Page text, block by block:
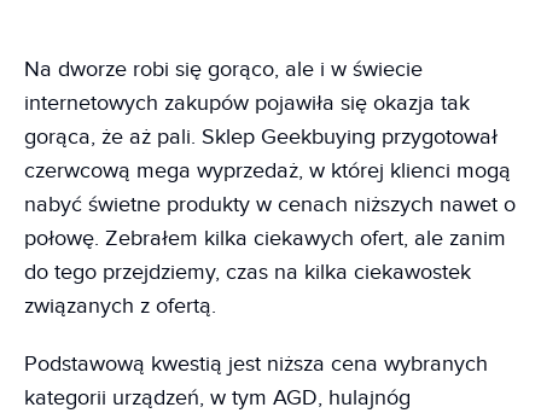
Na dworze robi się gorąco, ale i w świecie
internetowych zakupów pojawiła się okazja tak
gorąca, że aż pali. Sklep Geekbuying przygotował
czerwcową mega wyprzedaż, w której klienci mogą
nabyć świetne produkty w cenach niższych nawet o
połowę. Zebrałem kilka ciekawych ofert, ale zanim
do tego przejdziemy, czas na kilka ciekawostek
związanych z ofertą.
Podstawową kwestią jest niższa cena wybranych
kategorii urządzeń, w tym AGD, hulajnóg